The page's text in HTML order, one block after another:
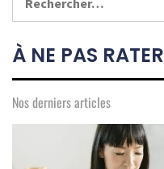
À NE PAS RATER
Nos derniers articles